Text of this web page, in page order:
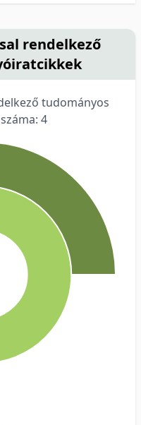
rendelkező
tudományos
4